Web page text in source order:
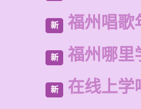
新 福州唱歌
新 福州哪里
新 在线上学